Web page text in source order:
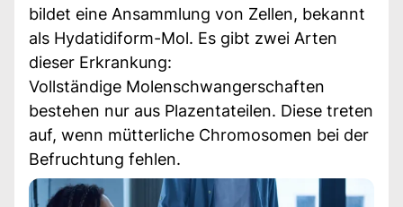
bildet eine Ansammlung von Zellen, bekannt
als Hydatidiform-Mol. Es gibt zwei Arten
dieser Erkrankung:
Vollständige Molenschwangerschaften
bestehen nur aus Plazentateilen. Diese treten
auf, wenn mütterliche Chromosomen bei der
Befruchtung fehlen.